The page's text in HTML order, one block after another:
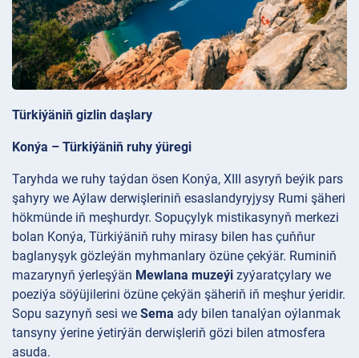
Türkiýäniň gizlin daşlary
Konýa – Türkiýäniň ruhy ýüregi
Taryhda we ruhy taýdan ösen Konýa, XIII asyryň beýik pars
şahyry we Aýlaw derwişleriniň esaslandyryjysy Rumi şäheri
hökmünde iň meşhurdyr. Sopuçylyk mistikasynyň merkezi
bolan Konýa, Türkiýäniň ruhy mirasy bilen has çuňňur
baglanyşyk gözleýän myhmanlary özüne çekýär. Ruminiň
mazarynyň ýerleşýän Mewlana muzeýi zyýaratçylary we
poeziýa söýüjilerini özüne çekýän şäheriň iň meşhur ýeridir.
Sopu sazynyň sesi we Sema ady bilen tanalýan oýlanmak
tansyny ýerine ýetirýän derwişleriň gözi bilen atmosfera
asuda.